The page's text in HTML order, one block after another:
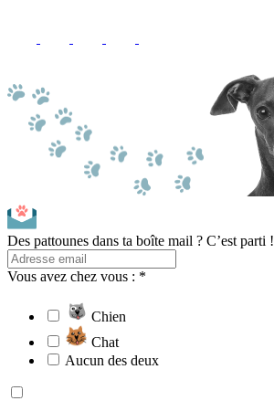
Des pattounes dans ta boîte mail ? C’est parti !
Vous avez chez vous : *
Chien
Chat
Aucun des deux